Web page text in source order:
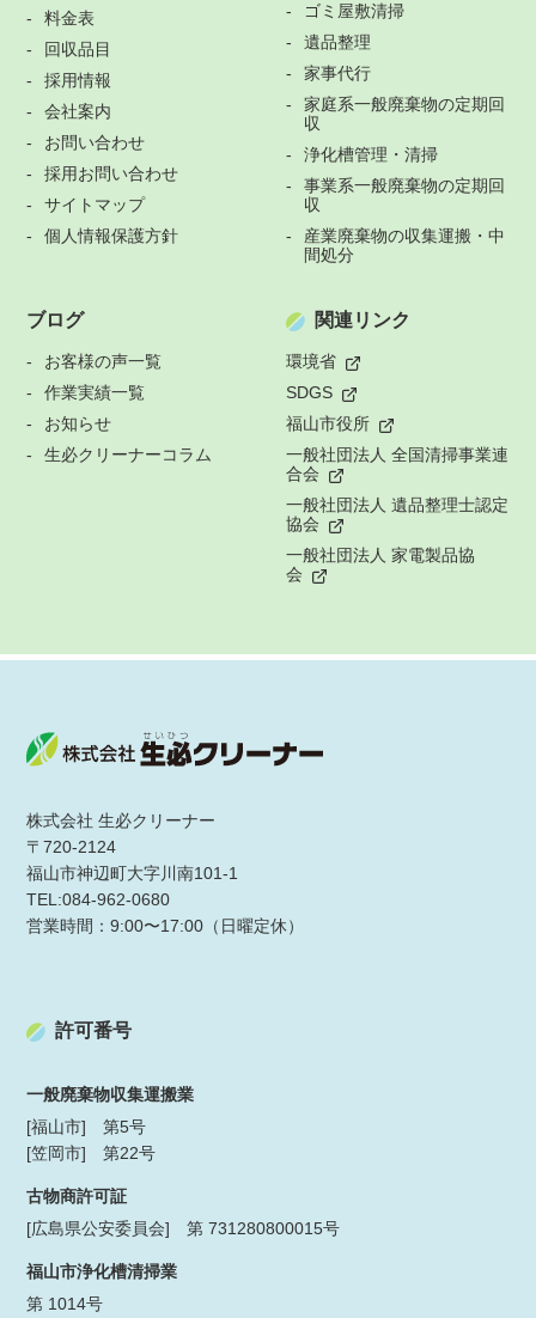
料金表
回収品目
採用情報
会社案内
お問い合わせ
採用お問い合わせ
サイトマップ
個人情報保護方針
ゴミ屋敷清掃
遺品整理
家事代行
家庭系一般廃棄物の定期回
収
浄化槽管理・清掃
事業系一般廃棄物の定期回
収
産業廃棄物の収集運搬・中
間処分
ブログ
お客様の声一覧
作業実績一覧
お知らせ
生必クリーナーコラム
関連リンク
環境省
SDGS
福山市役所
一般社団法人 全国清掃事業連
合会
一般社団法人 遺品整理士認定
協会
一般社団法人 家電製品協
会
株式会社 生必クリーナー
〒720-2124
福山市神辺町大字川南101-1
TEL:084-962-0680
営業時間：9:00〜17:00（日曜定休）
許可番号
一般廃棄物収集運搬業
[福山市] 第5号
[笠岡市] 第22号
古物商許可証
[広島県公安委員会] 第 731280800015号
福山市浄化槽清掃業
第 1014号